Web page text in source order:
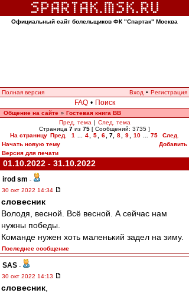
Официальный сайт болельщиков ФК "Спартак" Москва
Полная версия Вход • Регистрация
FAQ • Поиск
Общение на сайте » Гостевая книга ВВ
Пред. тема | След. тема
Страница 7 из 75 [ Сообщений: 3735 ]
На страницу Пред. 1 4 5 6 7 8 9 10 75
След.
Начать новую тему
Добавить
Версия для печати
01.10.2022 - 31.10.2022
irod sm -
30 окт 2022 14:34
словесник
Володя, весной. Всё весной. А сейчас нам
нужны победы.
Команде нужен хоть маленький задел на зиму.
Последнее сообщение
SAS -
30 окт 2022 14:13
словесник